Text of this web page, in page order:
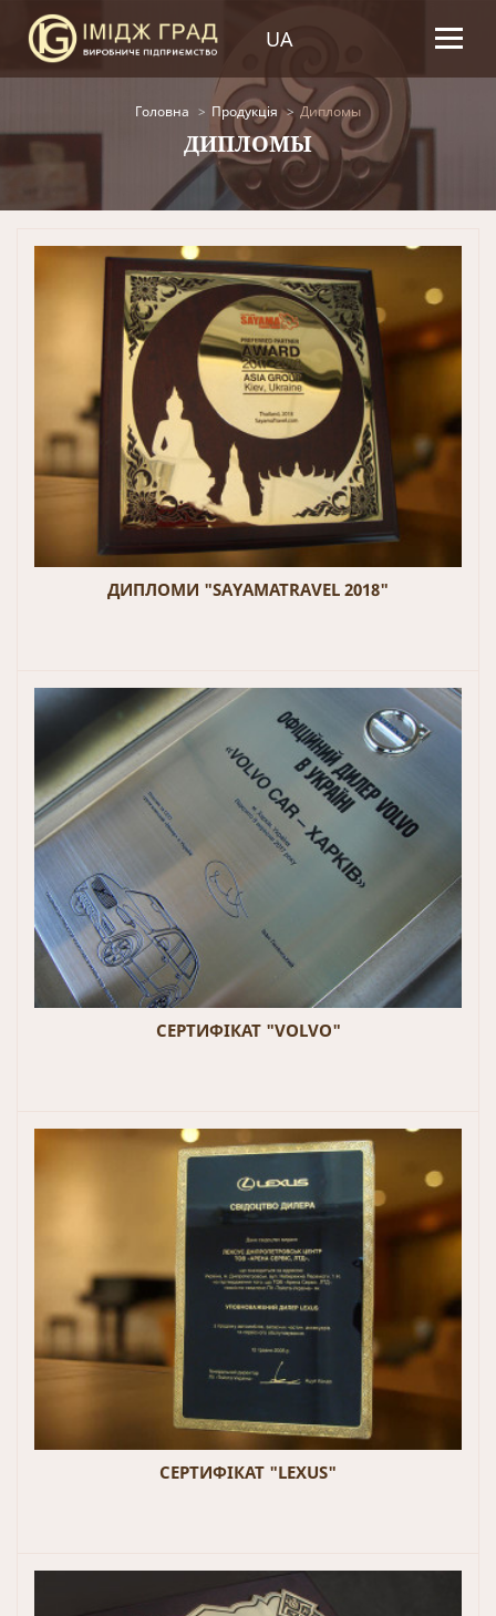
UA
Головна Продукція Дипломы
ДИПЛОМЫ
ДИПЛОМИ "SAYAMATRAVEL 2018"
СЕРТИФІКАТ "VOLVO"
СЕРТИФІКАТ "LEXUS"